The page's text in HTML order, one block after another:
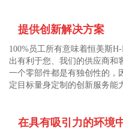
提供创新解决方案
100%员工所有意味着恒美斯
出有利于您、我们的供应商和
一个零部件都是有独创性的，
定目标量身定制的创新服务能
在具有吸引力的环境